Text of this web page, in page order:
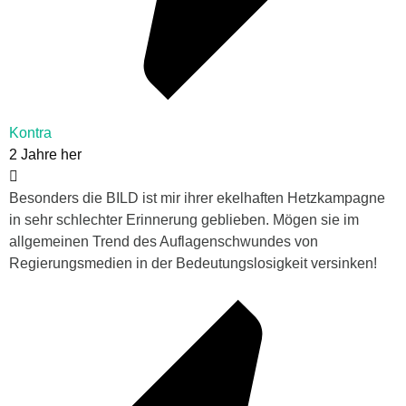
Kontra
2 Jahre her
Besonders die BILD ist mir ihrer ekelhaften Hetzkampagne
in sehr schlechter Erinnerung geblieben. Mögen sie im
allgemeinen Trend des Auflagenschwundes von
Regierungsmedien in der Bedeutungslosigkeit versinken!